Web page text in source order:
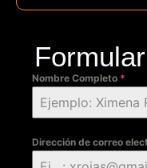
Nombre Completo *
Dirección de correo